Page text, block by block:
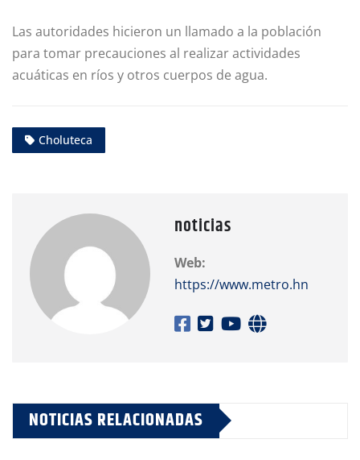
Las autoridades hicieron un llamado a la población
para tomar precauciones al realizar actividades
acuáticas en ríos y otros cuerpos de agua.
Choluteca
noticias
Web:
https://www.metro.hn
NOTICIAS RELACIONADAS